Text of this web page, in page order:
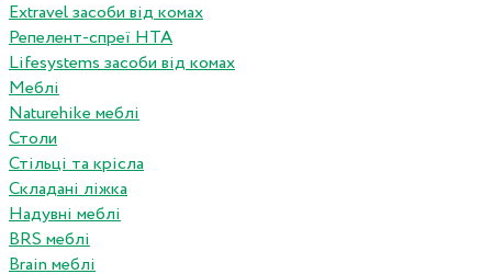
Extravel засоби від комах
Репелент-спреї HTA
Lifesystems засоби від комах
Меблі
Naturehike меблі
Столи
Стільці та крісла
Складані ліжка
Надувні меблі
BRS меблі
Brain меблі